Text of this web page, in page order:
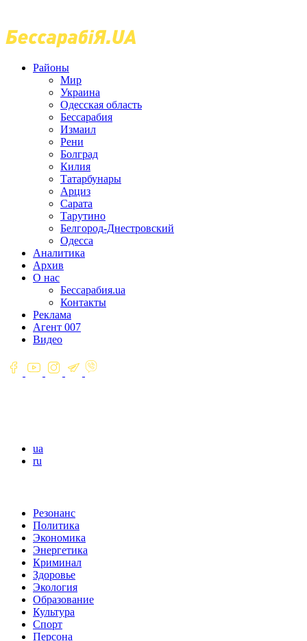
Районы
Мир
Украина
Одесская область
Бессарабия
Измаил
Рени
Болград
Килия
Татарбунары
Арциз
Сарата
Тарутино
Белгород-Днестровский
Одесса
Аналитика
Архив
О нас
Бессарабия.ua
Контакты
Реклама
Агент 007
Видео
ua
ru
Резонанс
Политика
Экономика
Энергетика
Криминал
Здоровье
Экология
Образование
Культура
Спорт
Персона